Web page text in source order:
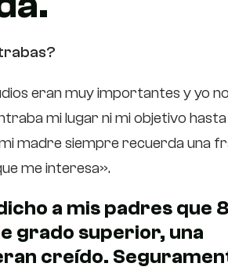
eran muy importantes y yo
mi lugar ni mi objetivo
madre siempre recuerda una
me interesa».
a mis padres que
grado superior, una
creído.